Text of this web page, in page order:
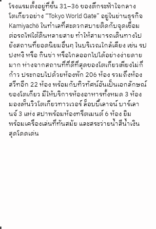
โรงแรมตั้งอยู่ที่ชั้น 31–36 ของตึกระฟ้าใจกลาง
โตเกียวอย่าง “Tokyo World Gate” อยู่ในย่านธุรกิจ
Kamiyachō ในทำเลที่สะดวกสบายติดกับจุดเชื่อม
ต่อรถไฟใต้ดินหลายสาย ทำให้สามารถเดินทางไป
ยังสถานที่ยอดนิยมอื่นๆ ในบริเวณใกล้เคียง เช่น รป
ปงหงิ หรือ กินซ่า หรือไกลออกไปได้อย่างง่ายดาย
มาก ห่างจากสถานที่ที่ดีที่สุดของโตเกียวเพียงไม่กี่
ก้าว ประกอบไปด้วยห้องพัก 206 ห้อง รวมถึงห้อง
สวีทอีก 22 ห้อง พร้อมกับทิวทัศน์อันเป็นเอกลักษณ์
ของโตเกียว มีให้บริการห้องอาหารทั้งหมด 3 ห้อง
มองเห็นวิวโตเกียวทาวเวอร์ ล็อบบี้เลาจน์ บาร์เลา
นจ์ 3 แห่ง สปาพร้อมห้องทรีตเมนต์ 6 ห้อง ยิม
พร้อมเครื่องเล่นที่ทันสมัย ​​และสระว่ายน้ำสีน้ำเงิน
สุดโดดเด่น